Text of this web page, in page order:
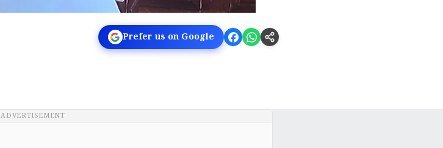
Prefer us on Google
ADVERTISEMENT